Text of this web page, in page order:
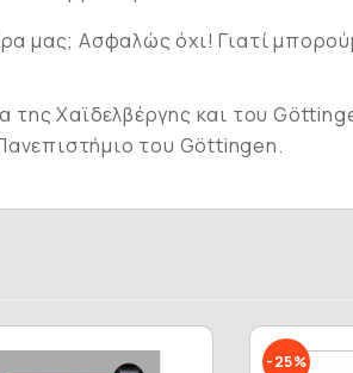
μας; Ασφαλώς όχι! Γιατί
Χαϊδελβέργης και του
του Göttingen.
-25%